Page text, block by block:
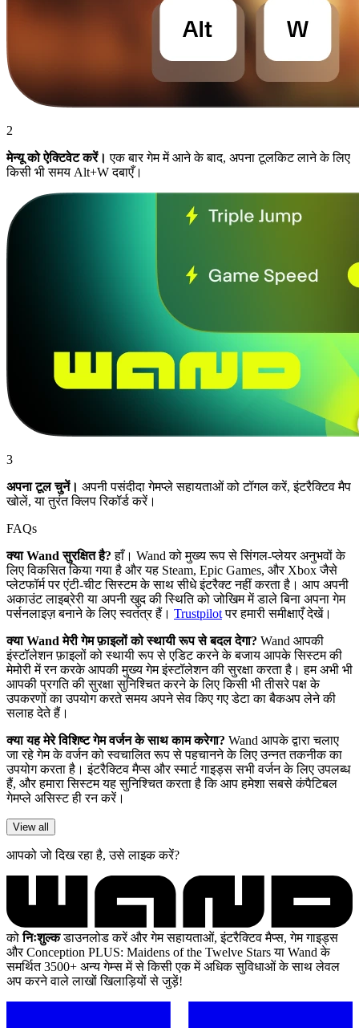
2
मेन्यू को ऐक्टिवेट करें। एक बार गेम में आने के बाद, अपना टूलकिट लाने के लिए
किसी भी समय Alt+W दबाएँ।
3
अपना टूल चुनें। अपनी पसंदीदा गेमप्ले सहायताओं को टॉगल करें, इंटरैक्टिव मैप
खोलें, या तुरंत क्लिप रिकॉर्ड करें।
FAQs
क्या Wand सुरक्षित है? हाँ। Wand को मुख्य रूप से सिंगल-प्लेयर अनुभवों के
लिए विकसित किया गया है और यह Steam, Epic Games, और Xbox जैसे
प्लेटफॉर्म पर एंटी-चीट सिस्टम के साथ सीधे इंटरैक्ट नहीं करता है। आप अपनी
अकाउंट लाइब्रेरी या अपनी खुद की स्थिति को जोखिम में डाले बिना अपना गेम
पर्सनलाइज़ बनाने के लिए स्वतंत्र हैं। Trustpilotपर हमारी समीक्षाएँ देखें।
क्या Wand मेरी गेम फ़ाइलों को स्थायी रूप से बदल देगा? Wand आपकी
इंस्टॉलेशन फ़ाइलों को स्थायी रूप से एडिट करने के बजाय आपके सिस्टम की
मेमोरी में रन करके आपकी मुख्य गेम इंस्टॉलेशन की सुरक्षा करता है। हम अभी भी
आपकी प्रगति की सुरक्षा सुनिश्चित करने के लिए किसी भी तीसरे पक्ष के
उपकरणों का उपयोग करते समय अपने सेव किए गए डेटा का बैकअप लेने की
सलाह देते हैं।
क्या यह मेरे विशिष्ट गेम वर्जन के साथ काम करेगा? Wand आपके द्वारा चलाए
जा रहे गेम के वर्जन को स्वचालित रूप से पहचानने के लिए उन्नत तकनीक का
उपयोग करता है। इंटरैक्टिव मैप्स और स्मार्ट गाइड्स सभी वर्जन के लिए उपलब्ध
हैं, और हमारा सिस्टम यह सुनिश्चित करता है कि आप हमेशा सबसे कंपैटिबल
गेमप्ले असिस्ट ही रन करें।
View all
आपको जो दिख रहा है, उसे लाइक करें?
कोनिःशुल्कडाउनलोड करें और गेम सहायताओं, इंटरैक्टिव मैप्स, गेम गाइड्स
और Conception PLUS: Maidens of the Twelve Stars या Wand के
समर्थित 3500+ अन्य गेम्स में से किसी एक में अधिक सुविधाओं के साथ लेवल
अप करने वाले लाखों खिलाड़ियों से जुड़ें!